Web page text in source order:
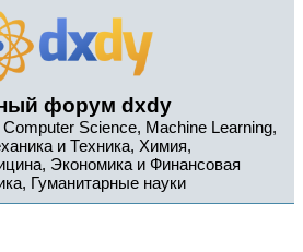
форум dxdy
Science, Machine Learning,
и Техника, Химия,
Экономика и Финансовая
Гуманитарные науки